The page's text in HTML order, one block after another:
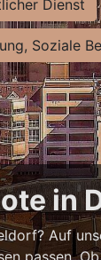
Dienst
Soziale
in
Auf